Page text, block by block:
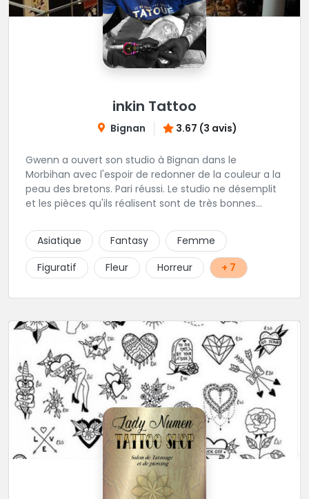
inkin Tattoo
Bignan 3.67 (3 avis)
Gwenn a ouvert son studio à Bignan dans le
Morbihan avec l'espoir de redonner de la couleur a la
peau des bretons. Pari réussi. Le studio ne désemplit
et les pièces qu'ils réalisent sont de très bonnes
tout type de projet, son style est éclectique et vous
serez bien réussi par le tatoueur en personne.
Asiatique Fantasy
Femme
Figuratif
Fleur Horreur + 7